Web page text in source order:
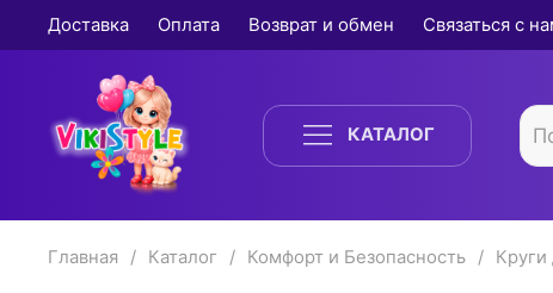
Доставка Оплата Возврат и обмен Связаться с
КАТАЛОГ
Главная Каталог Комфорт и Безопасность Круги